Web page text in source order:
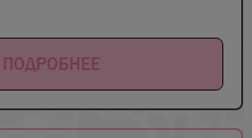
ПОДРОБНЕЕ